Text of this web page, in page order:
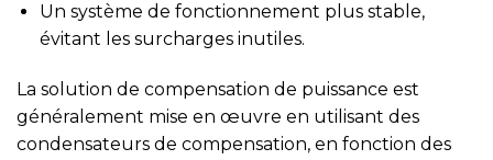
Un système de fonctionnement plus stable,
évitant les surcharges inutiles.
La solution de compensation de puissance est
généralement mise en œuvre en utilisant des
condensateurs de compensation, en fonction des